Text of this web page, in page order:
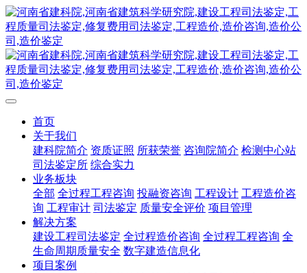
首页
关于我们
建科院简介 资质证照 所获荣誉 咨询院简介 检测中心站
司法鉴定所 综合实力
业务板块
全部 全过程工程咨询 投融资咨询 工程设计 工程造价咨
询 工程审计 司法鉴定 质量安全评价 项目管理
解决方案
建设工程司法鉴定 全过程造价咨询 全过程工程咨询 全
生命周期质量安全 数字建造信息化
项目案例